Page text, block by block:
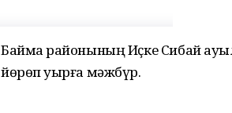
Баймаҡ районының Иҫке Сибай
йөрөп уҡырға мәжбүр.